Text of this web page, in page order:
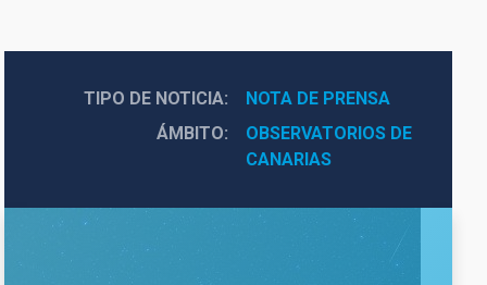
TIPO DE NOTICIA
NOTA DE PRENSA
ÁMBITO
OBSERVATORIOS DE
CANARIAS